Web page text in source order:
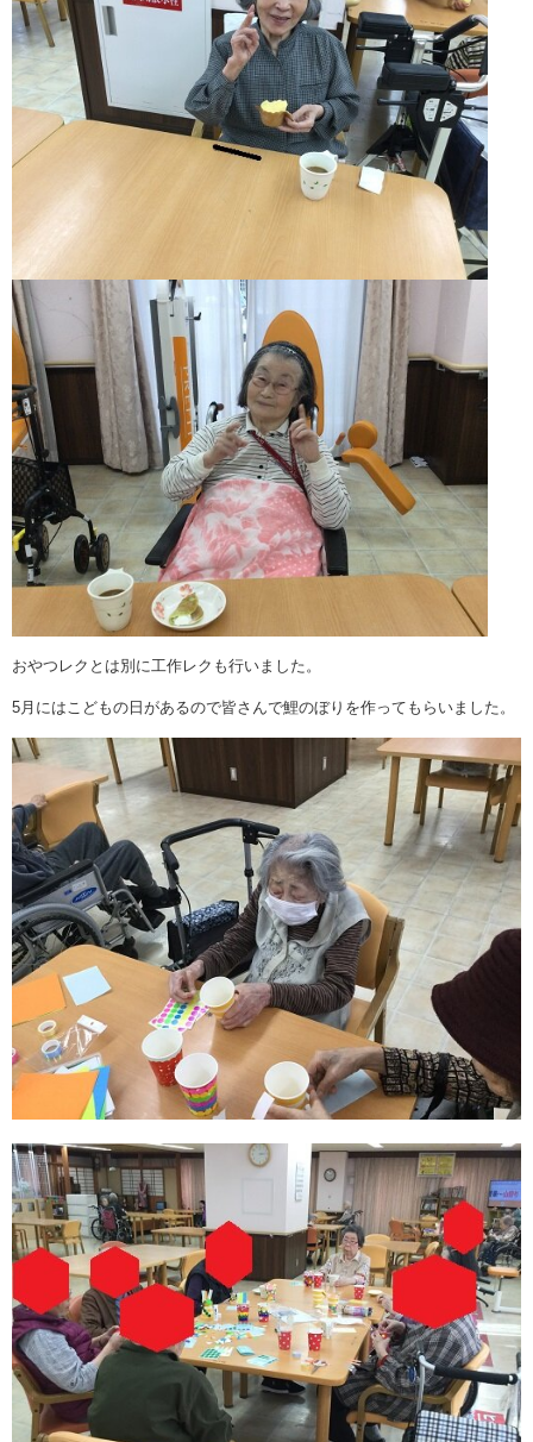
おやつレクとは別に工作レクも行いました。
5月にはこどもの日があるので皆さんで鯉のぼりを作ってもらいました。